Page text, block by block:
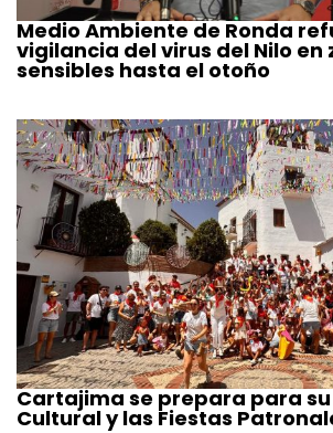
Medio Ambiente de Ronda
vigilancia del virus del Nilo en
sensibles hasta el otoño
Cartajima se prepara para
Cultural y las Fiestas